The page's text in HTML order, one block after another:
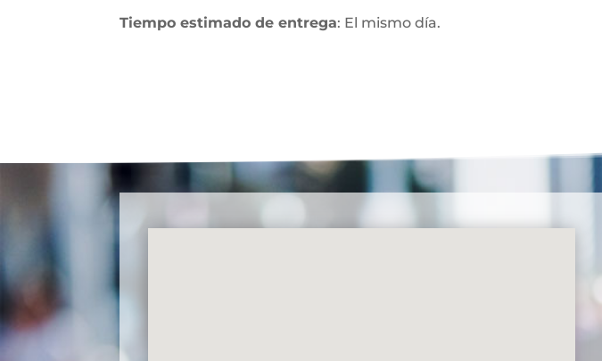
Tiempo estimado de entrega: El mismo día.